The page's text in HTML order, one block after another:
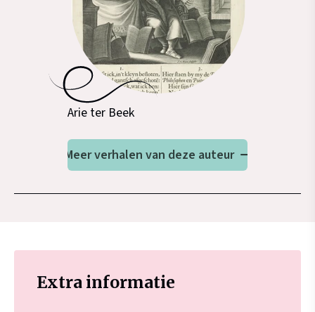
Arie ter Beek
Meer verhalen van deze auteur
Extra informatie